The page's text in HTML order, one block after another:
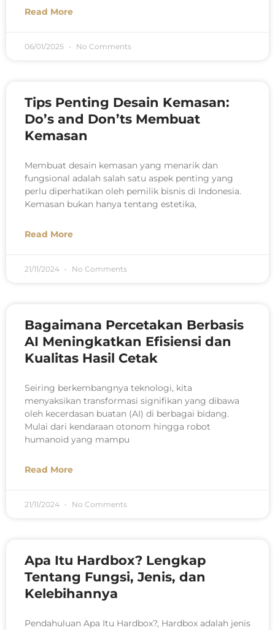
Read More
06/01/2025 No Comments
Tips Penting Desain Kemasan:
Do’s and Don’ts Membuat
Kemasan
Membuat desain kemasan yang menarik dan
fungsional adalah salah satu aspek penting yang
perlu diperhatikan oleh pemilik bisnis di Indonesia.
Kemasan bukan hanya tentang estetika,
Read More
21/11/2024 No Comments
Bagaimana Percetakan Berbasis
AI Meningkatkan Efisiensi dan
Kualitas Hasil Cetak
Seiring berkembangnya teknologi, kita
menyaksikan transformasi signifikan yang dibawa
oleh kecerdasan buatan (AI) di berbagai bidang.
Mulai dari kendaraan otonom hingga robot
humanoid yang mampu
Read More
21/11/2024 No Comments
Apa Itu Hardbox? Lengkap
Tentang Fungsi, Jenis, dan
Kelebihannya
Pendahuluan Apa Itu Hardbox?, Hardbox adalah jenis